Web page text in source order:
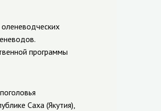
программы
Саха (Якутия),